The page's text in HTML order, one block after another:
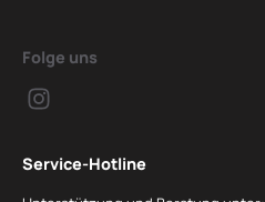
Folge uns
Service-Hotline